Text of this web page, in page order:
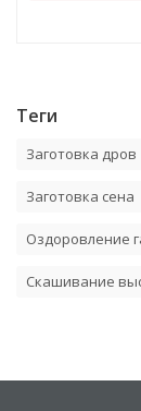
Теги
Заготовка дров
Заготовка сена
Оздоровление
Скашивание